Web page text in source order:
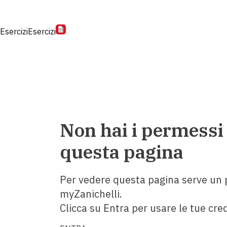
EserciziEsercizi
Non hai i
questa pagina
Per vedere questa pagina serve un
myZanichelli.
Clicca su Entra per usare le tue